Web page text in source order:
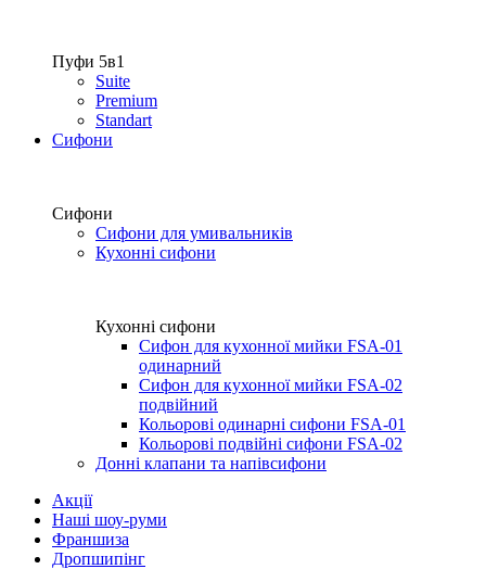
Пуфи 5в1
Suite
Premium
Standart
Сифони
Сифони
Сифони для умивальників
Кухонні сифони
Кухонні сифони
Сифон для кухонної мийки FSA-01
одинарний
Сифон для кухонної мийки FSA-02
подвійний
Кольорові одинарні сифони FSA-01
Кольорові подвійні сифони FSA-02
Донні клапани та напівсифони
Акції
Наші шоу-руми
Франшиза
Дропшипінг